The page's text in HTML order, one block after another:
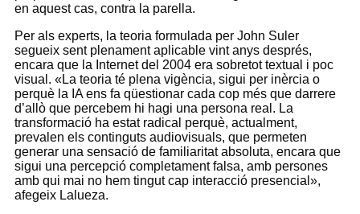
en aquest cas, contra la parella.
Per als experts, la teoria formulada per John Suler
segueix sent plenament aplicable vint anys després,
encara que la Internet del 2004 era sobretot textual i poc
visual. «La teoria té plena vigència, sigui per inèrcia o
perquè la IA ens fa qüestionar cada cop més que darrere
d’allò que percebem hi hagi una persona real. La
transformació ha estat radical perquè, actualment,
prevalen els continguts audiovisuals, que permeten
generar una sensació de familiaritat absoluta, encara que
sigui una percepció completament falsa, amb persones
amb qui mai no hem tingut cap interacció presencial»,
afegeix Lalueza.